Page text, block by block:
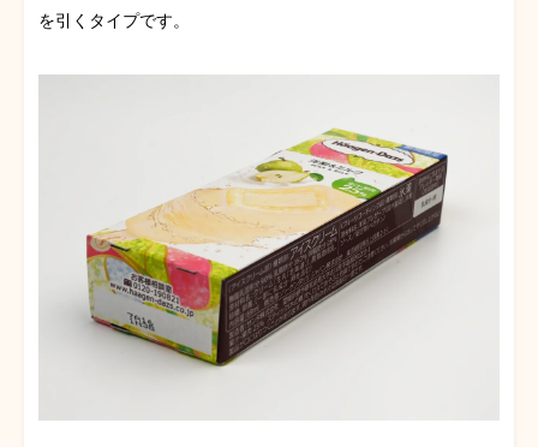
を引くタイプです。